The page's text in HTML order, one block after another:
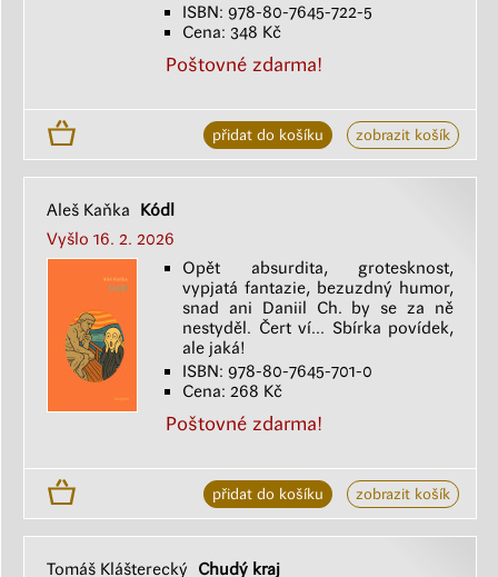
ISBN: 978-80-7645-722-5
Cena: 348 Kč
Poštovné zdarma!
přidat do košíku zobrazit košík
Aleš Kaňka
Kódl
Vyšlo 16. 2. 2026
Opět absurdita, grotesknost,
vypjatá fantazie, bezuzdný humor,
snad ani Daniil Ch. by se za ně
nestyděl. Čert ví... Sbírka povídek,
ale jaká!
ISBN: 978-80-7645-701-0
Cena: 268 Kč
Poštovné zdarma!
přidat do košíku zobrazit košík
Tomáš Klášterecký
Chudý kraj